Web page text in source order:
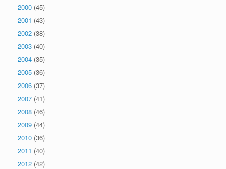
2000 (45)
2001 (43)
2002 (38)
2003 (40)
2004 (35)
2005 (36)
2006 (37)
2007 (41)
2008 (46)
2009 (44)
2010 (36)
2011 (40)
2012 (42)